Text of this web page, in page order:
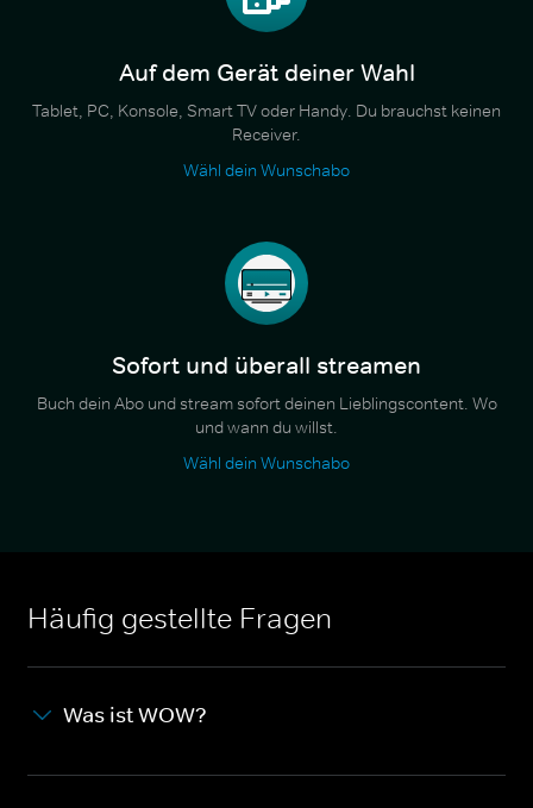
Auf dem Gerät deiner Wahl
Tablet, PC, Konsole, Smart TV oder Handy. Du brauchst keinen
Receiver.
Wähl dein Wunschabo
Sofort und überall streamen
Buch dein Abo und stream sofort deinen Lieblingscontent. Wo
und wann du willst.
Wähl dein Wunschabo
Häufig gestellte Fragen
Was ist WOW?